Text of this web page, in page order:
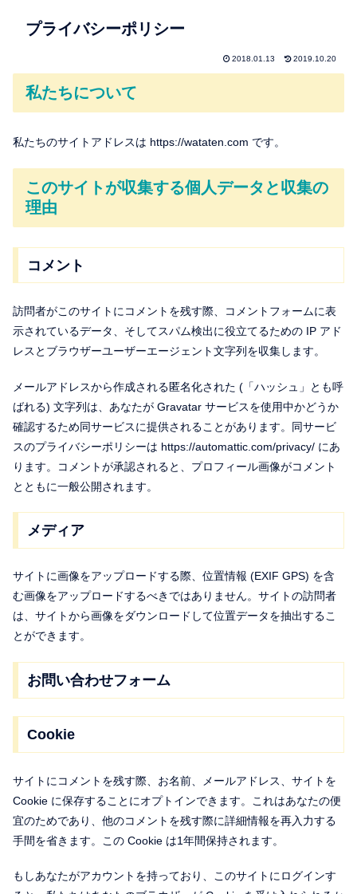
プライバシーポリシー
2018.01.13 2019.10.20
私たちについて
私たちのサイトアドレスは https://wataten.com です。
このサイトが収集する個人データと収集の
理由
コメント
訪問者がこのサイトにコメントを残す際、コメントフォームに表
示されているデータ、そしてスパム検出に役立てるための IP アド
レスとブラウザーユーザーエージェント文字列を収集します。
メールアドレスから作成される匿名化された (「ハッシュ」とも呼
ばれる) 文字列は、あなたが Gravatar サービスを使用中かどうか
確認するため同サービスに提供されることがあります。同サービ
スのプライバシーポリシーは https://automattic.com/privacy/ にあ
ります。コメントが承認されると、プロフィール画像がコメント
とともに一般公開されます。
メディア
サイトに画像をアップロードする際、位置情報 (EXIF GPS) を含
む画像をアップロードするべきではありません。サイトの訪問者
は、サイトから画像をダウンロードして位置データを抽出するこ
とができます。
お問い合わせフォーム
Cookie
サイトにコメントを残す際、お名前、メールアドレス、サイトを
Cookie に保存することにオプトインできます。これはあなたの便
宜のためであり、他のコメントを残す際に詳細情報を再入力する
手間を省きます。この Cookie は1年間保持されます。
もしあなたがアカウントを持っており、このサイトにログインす